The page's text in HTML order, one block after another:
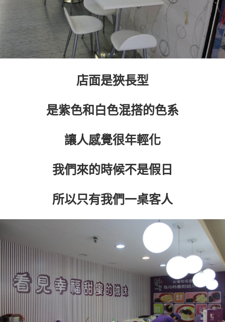
店面是狹長型
是紫色和白色混搭的色系
讓人感覺很年輕化
我們來的時候不是假日
所以只有我們一桌客人